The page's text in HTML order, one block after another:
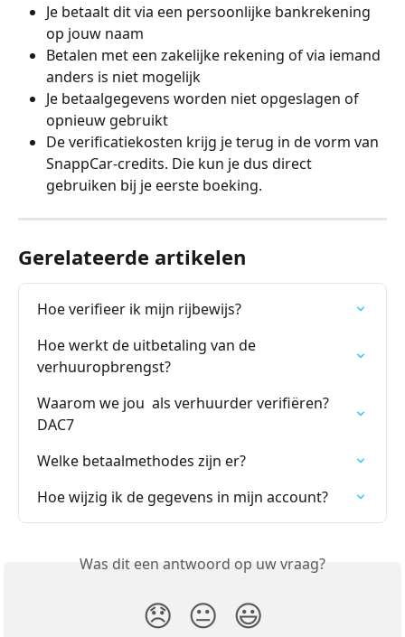
Je betaalt dit via een persoonlijke bankrekening
op jouw naam
Betalen met een zakelijke rekening of via iemand
anders is niet mogelijk
Je betaalgegevens worden niet opgeslagen of
opnieuw gebruikt
De verificatiekosten krijg je terug in de vorm van
SnappCar-credits. Die kun je dus direct
gebruiken bij je eerste boeking.
Gerelateerde artikelen
Hoe verifieer ik mijn rijbewijs?
Hoe werkt de uitbetaling van de
verhuuropbrengst?
Waarom we jou  als verhuurder verifiëren?
DAC7
Welke betaalmethodes zijn er?
Hoe wijzig ik de gegevens in mijn account?
Was dit een antwoord op uw vraag?
😞 😐 😃